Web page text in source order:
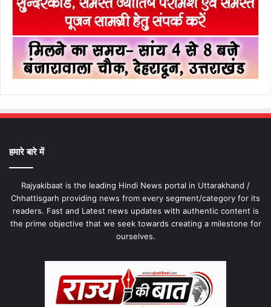
हमारे बारे में
Rajyakibaat is the leading Hindi News portal in Uttarakhand /
Chhattisgarh providing news from every segment/category for its
readers. Fast and Latest news updates with authentic content is
the prime objective that we seek towards creating a milestone for
ourselves.